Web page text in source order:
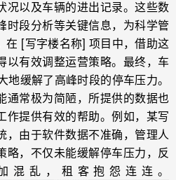
况以及车辆的进出记录。这些数
时段分析等关键信息，为科学管
在 [写字楼名称] 项目中，借助这
以有效调整运营策略。最终，车
缓解了高峰时段的停车压力。
通常极为简陋，所提供的数据也
作提供有效的帮助。例如，某写
，由于软件数据不准确，管理人
略，不仅未能缓解停车压力，反
混乱，租客抱怨连连。